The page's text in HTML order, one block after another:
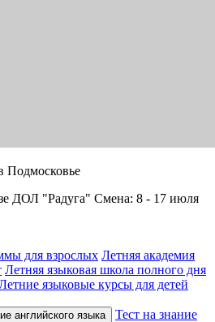
Подмосковье
ДОЛ "Радуга" Смена: 8 - 17 июля
для взрослых Летняя академия
Летняя языковая школа полного дня
языковые курсы для детей
английского языка
Тест на знание